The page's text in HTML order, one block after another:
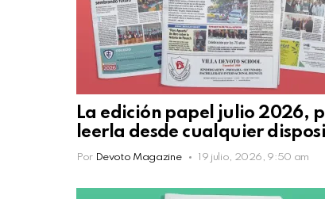
La edición papel julio 2026,
leerla desde cualquier
Por Devoto Magazine 19 julio, 2026, 9:50 am